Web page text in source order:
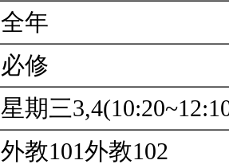
全年
必修
星期三
外教101外教102